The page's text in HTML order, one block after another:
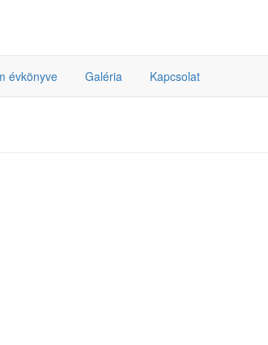
évkönyve Galéria Kapcsolat